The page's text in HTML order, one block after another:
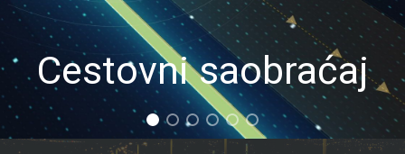
Cestovni saobraćaj